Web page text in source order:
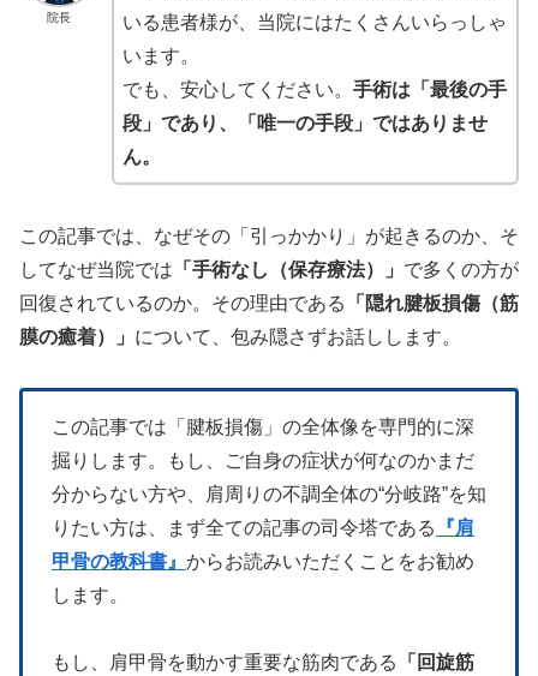
院長
いる患者様が、当院にはたくさんいらっしゃ
います。
でも、安心してください。 手術は「最後の手
段」であり、「唯一の手段」ではありませ
ん。
この記事では、なぜその「引っかかり」が起きるのか、そ
してなぜ当院では 「手術なし（保存療法）」 で多くの方が
回復されているのか。その理由である
「隠れ腱板損傷（筋
膜の癒着）」 について、包み隠さずお話しします。
この記事では「腱板損傷」の全体像を専門的に深
掘りします。もし、ご自身の症状が何なのかまだ
分からない方や、肩周りの不調全体の“分岐路”を知
りたい方は、まず全ての記事の司令塔である
『肩
甲骨の教科書』 からお読みいただくことをお勧め
します。
もし、肩甲骨を動かす重要な筋肉である
「回旋筋